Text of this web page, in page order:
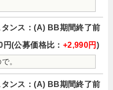
ンス：(A) BB期間終了前
(公募価格比： +2,990円 )
。
ンス：(A) BB期間終了前